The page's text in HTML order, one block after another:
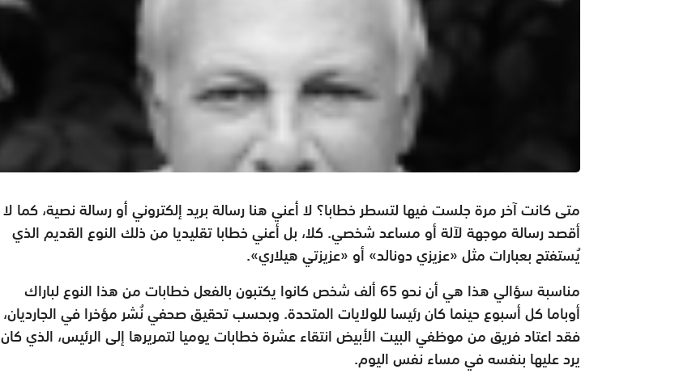
متى كانت آخر مرة جلست فيها لتسطر خطابا؟ لا أعني هنا رسالة بريد إلكتروني أو رسالة نصية، كما لا
أقصد رسالة موجهة لآلة أو مساعد شخصي. كلا، بل أعني خطابا تقليديا من ذلك النوع القديم الذي
يُستفتح بعبارات مثل «عزيزي دونالد» أو «عزيزتي هيلاري».
مناسبة سؤالي هذا هي أن نحو 65 ألف شخص كانوا يكتبون بالفعل خطابات من هذا النوع لباراك
أوباما كل أسبوع حينما كان رئيسا للولايات المتحدة. وبحسب تحقيق صحفي نُشر مؤخرا في الجارديان،
فقد اعتاد فريق من موظفي البيت الأبيض انتقاء عشرة خطابات يوميا لتمريرها إلى الرئيس، الذي كان
يرد عليها بنفسه في مساء نفس اليوم.